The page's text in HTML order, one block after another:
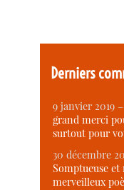
Derniers
9 janvier 2019
grand merci
surtout pour
30 décembre
Somptueuse
merveilleux